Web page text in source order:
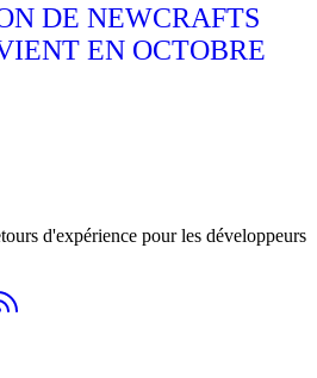
DE NEWCRAFTS
EN OCTOBRE
d'expérience pour les développeurs